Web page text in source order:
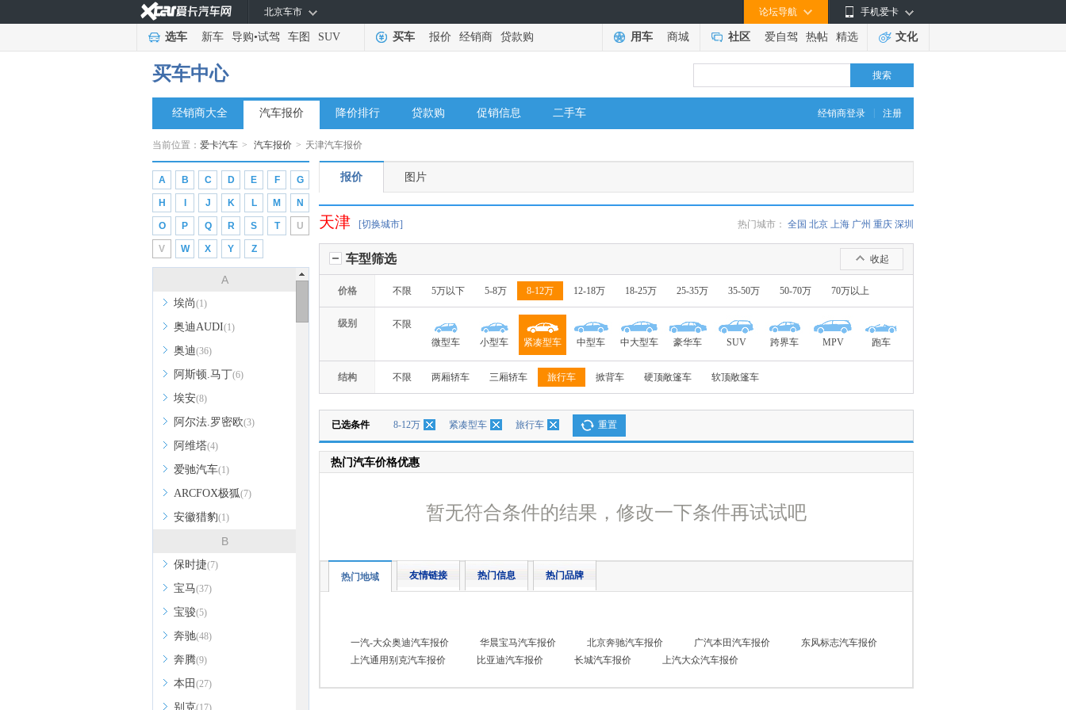
手机爱卡
论坛导航
北京车市
选车 新车 导购•试驾 车图 SUV 买车 报价 经销商 贷款购 用车 商城 社区 爱自驾 热帖 精选 文化
买车中心 搜索
经销商登录 注册
经销商大全 汽车报价 降价排行 贷款购 促销信息 二手车
当前位置： 爱卡汽车 > 汽车报价 > 天津汽车报价
A B C D E F G
H J K L M N
O P Q R S T U
V W X Y Z
A
埃尚(1)
奥迪AUDI(1)
奥迪(36)
阿斯顿.马丁(6)
埃安(8)
阿尔法.罗密欧(3)
阿维塔(4)
爱驰汽车(1)
ARCFOX极狐(7)
安徽猎豹(1)
B
保时捷(7)
宝马(37)
宝骏(5)
奔驰(48)
奔腾(9)
本田 (27)
别克(17)
报价 图片
热门城市： 全国 北京 上海 广州 重庆 深圳
天津 [切换城市]
收起
车型筛选
价格 不限 5万以下 5-8万 8-12万 12-18万 18-25万 25-35万 35-50万 50-70万 70万以上
级别
不限
微型车
小型车 紧凑型车 中型车 中大型车 豪华车 SUV 跨界车 MPV 跑车
结构 不限 两厢轿车 三厢轿车 旅行车 掀背车 硬顶敞篷车 软顶敞篷车
已选条件 8-12万 紧凑型车 旅行车 重置
热门汽车价格优惠
暂无符合条件的结果，修改一下条件再试试吧
热门地域 友情链接 热门信息 热门品牌
一汽-大众奥迪汽车报价 华晨宝马汽车报价 北京奔驰汽车报价 广汽本田汽车报价
东风标志汽车报价
上汽通用别克汽车报价
比亚迪汽车报价 长城汽车报价 上汽大众汽车报价